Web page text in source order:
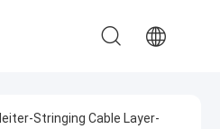
Stringing Cable Layer-